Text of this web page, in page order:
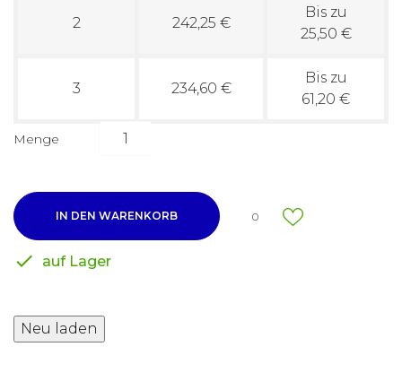
2 242,25 €
Bis zu
25,50 €
3 234,60 €
Bis zu
61,20 €
Menge
IN DEN WARENKORB 0
 auf Lager